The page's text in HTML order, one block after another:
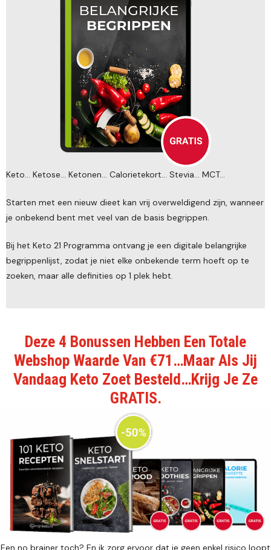
Keto... Ketose... Ketonen... Calorietekort... Stevia... MCT...
Starten met een nieuw dieet kan vrij overweldigend zijn, wanneer
je onbekend bent met veel van de basis begrippen.
Bij het Keto 21 Programma ontvang je een digitale belangrijke
begrippenlijst, zodat je niet elke onbekende term hoeft op te
zoeken, maar alle definities op 1 plek hebt.
Deze 4 Bonussen Hebben Een Totale
Webshop Waarde Van €71…Maar Als Jij
Vandaag Keto Zoet Besteld…Krijg Je Ze
GRATIS.
Een no brainer toch? En ik zorg ervoor dat je geen enkel risico loopt